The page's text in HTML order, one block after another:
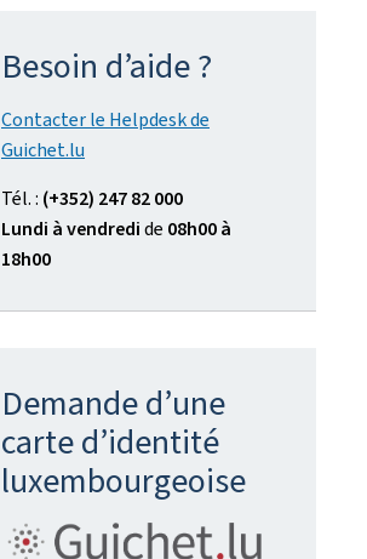
Besoin d’aide ?
Contacter le Helpdesk de
Guichet.lu
Tél. : (+352) 247 82 000
Lundi à vendredide 08h00 à
18h00
Demande d’une
carte d’identité
luxembourgeoise